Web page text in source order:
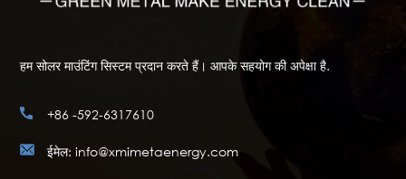
हम सोलर माउंटिंग सिस्टम प्रदान करते हैं। आपके सहयोग की अपेक्षा है.
+86 -592-6317610
ईमेल: info@xmimetaenergy.com